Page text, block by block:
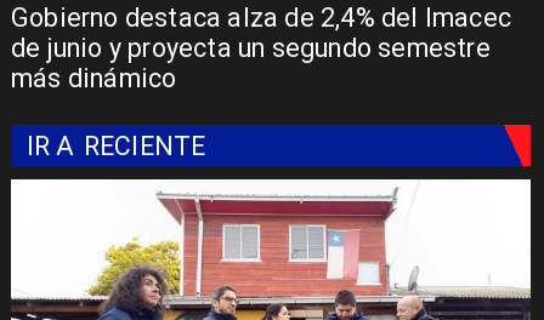
Gobierno destaca alza de 2,4% del Imacec
de junio y proyecta un segundo semestre
más dinámico
IR A RECIENTE